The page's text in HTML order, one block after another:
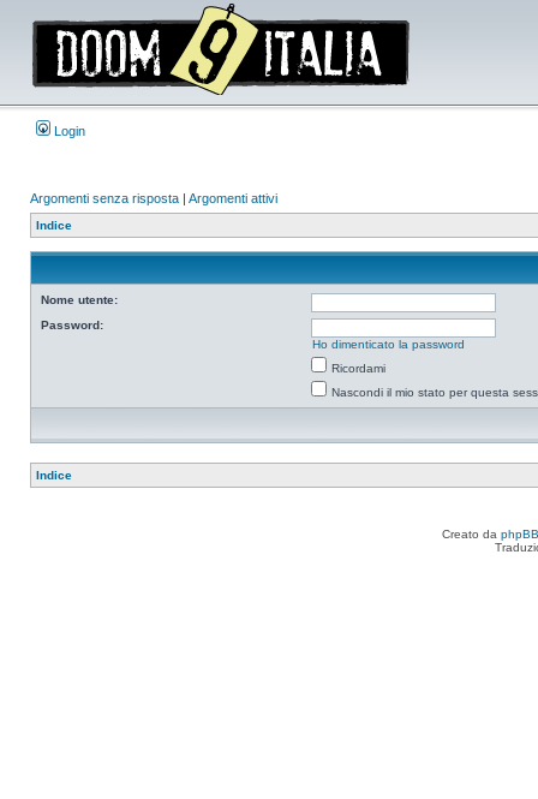
Login
Argomenti senza risposta | Argomenti attivi
Indice
Nome utente:
Password:
Ho dimenticato la password
Ricordami
Nascondi il mio stato per questa
Indice
Creato da phpBB